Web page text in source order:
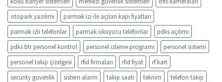
otopark yazılımı
parmak izi ile açılan kapı fiyatları
parmak izli telefonlar
parmak okuyucu telefonlar
pdks açılımı
pdks btr personel kontrol
personel izleme programı
personel sistemi
personel takip çizelgesi
rfid firmaları rfid fiyat
rf kart
security guvenlik
sistem alarm takip saati teknim
telefon takip